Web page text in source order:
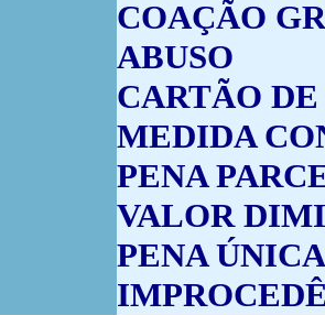
COAÇÃO
ABUSO
CARTÃO
MEDIDA
PENA
VALOR
PENA ÚNICA